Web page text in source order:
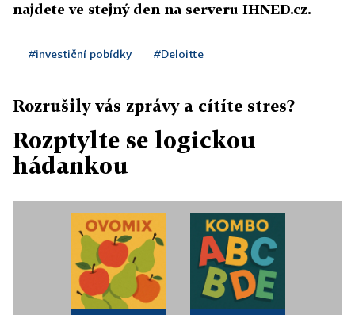
najdete ve stejný den na serveru IHNED.cz.
#investiční pobídky #Deloitte
Rozrušily vás zprávy a cítíte stres?
Rozptylte se logickou
hádankou